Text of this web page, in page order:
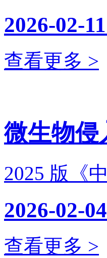
2026-02-
查看更多 >
微生物侵
2025 版《
2026-02-
查看更多 >